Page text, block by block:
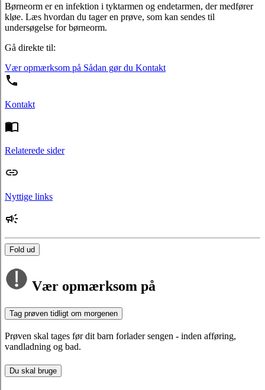
Børneorm er en infektion i tyktarmen og endetarmen, der medfører
kløe. Læs hvordan du tager en prøve, som kan sendes til
undersøgelse for børneorm.
Gå direkte til:
Vær opmærksom på Sådan gør du Kontakt
Kontakt
Relaterede sider
Nyttige links
Fold ud
Vær opmærksom på
Tag prøven tidligt om morgenen
Prøven skal tages før dit barn forlader sengen - inden afføring,
vandladning og bad.
Du skal bruge